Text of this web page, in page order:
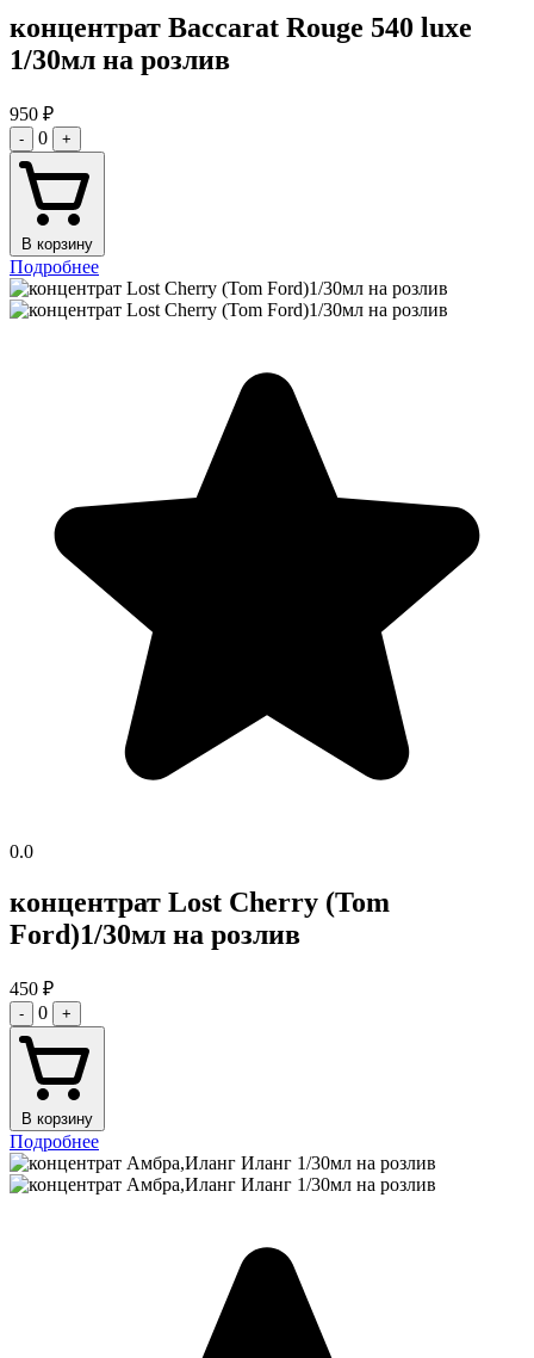
концентрат Baccarat Rouge 540 luxe
1/30мл на розлив
950 ₽
- 0 +
В корзину
Подробнее
0.0
концентрат Lost Cherry (Tom
Ford)1/30мл на розлив
450 ₽
- 0 +
В корзину
Подробнее